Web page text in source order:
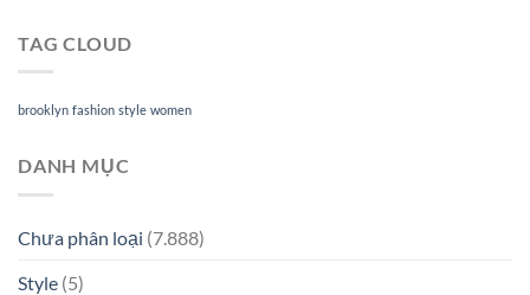
TAG CLOUD
brooklyn fashion style women
DANH MỤC
Chưa phân loại (7.888)
Style (5)